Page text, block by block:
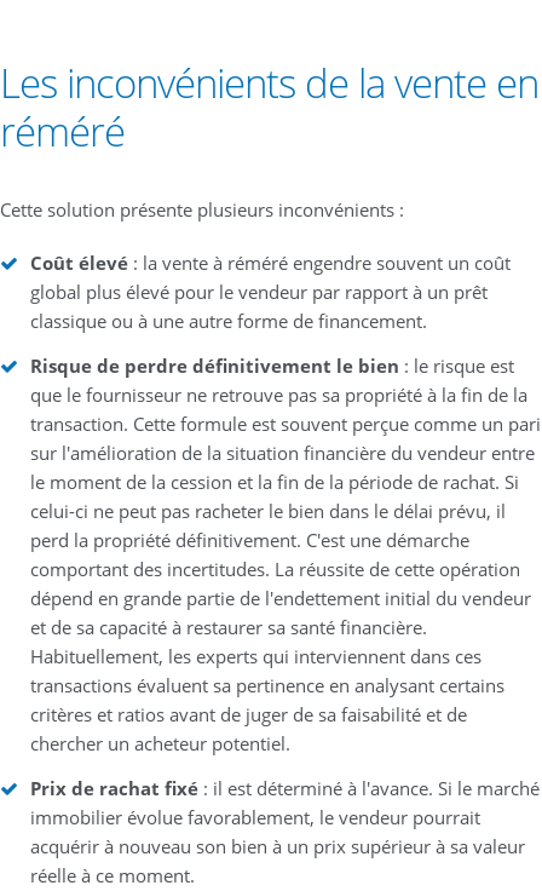
Les inconvénients de la vente en
réméré
Cette solution présente plusieurs inconvénients :
Coût élevé : la vente à réméré engendre souvent un coût
global plus élevé pour le vendeur par rapport à un prêt
classique ou à une autre forme de financement.
Risque de perdre définitivement le bien : le risque est
que le fournisseur ne retrouve pas sa propriété à la fin de la
transaction. Cette formule est souvent perçue comme un pari
sur l'amélioration de la situation financière du vendeur entre
le moment de la cession et la fin de la période de rachat. Si
celui-ci ne peut pas racheter le bien dans le délai prévu, il
perd la propriété définitivement. C'est une démarche
comportant des incertitudes. La réussite de cette opération
dépend en grande partie de l'endettement initial du vendeur
et de sa capacité à restaurer sa santé financière.
Habituellement, les experts qui interviennent dans ces
transactions évaluent sa pertinence en analysant certains
critères et ratios avant de juger de sa faisabilité et de
chercher un acheteur potentiel.
Prix de rachat fixé : il est déterminé à l'avance. Si le marché
immobilier évolue favorablement, le vendeur pourrait
acquérir à nouveau son bien à un prix supérieur à sa valeur
réelle à ce moment.